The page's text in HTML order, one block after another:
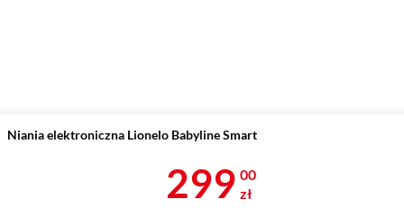
Niania elektroniczna Lionelo Babyline Smart
Cena 299 zł
299 00
zł